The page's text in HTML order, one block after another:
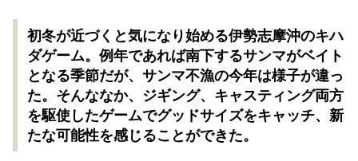
初冬が近づくと気になり始める伊勢志摩沖のキハ
ダゲーム。例年であれば南下するサンマがベイト
となる季節だが、サンマ不漁の今年は様子が違っ
た。そんななか、ジギング、キャスティング両方
を駆使したゲームでグッドサイズをキャッチ、新
たな可能性を感じることができた。